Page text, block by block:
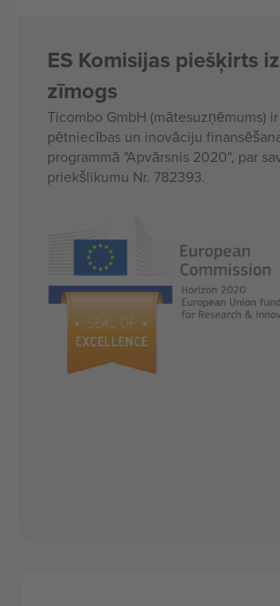
ES Komisijas piešķirts
zīmogs
Ticombo GmbH (mātesuzņēmums)
pētniecības un inovāciju
programmā "Apvārsnis 2020", par
priekšlikumu Nr. 782393.